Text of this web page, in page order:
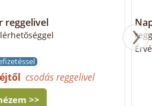
reggelivel
éjtőlcsodás reggelivel
>>